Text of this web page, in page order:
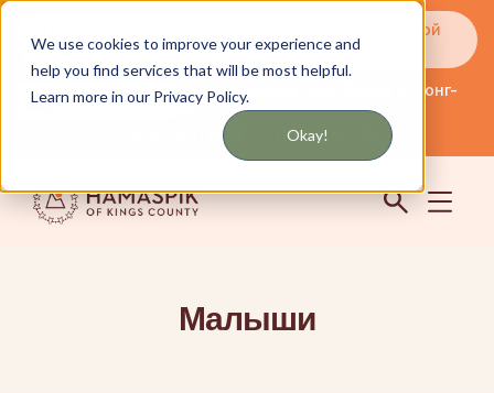
We use cookies to improve your experience and
help you find services that will be most helpful.
Learn more in our Privacy Policy.
Okay!
Получайте обновления по SMS или электронной
почте
английский
Обслуживание Нью-Йорка и Лонг-
Айленда
Сообщество Логин
Малыши